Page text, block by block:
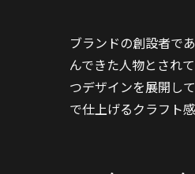
ブランドの創設者で
んできた人物とされ
つデザインを展開し
で仕上げるクラフト